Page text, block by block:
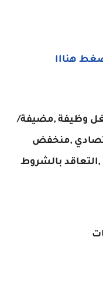
هنااا
وظيفة ,مضيفة/
,منخفض
بالشروط